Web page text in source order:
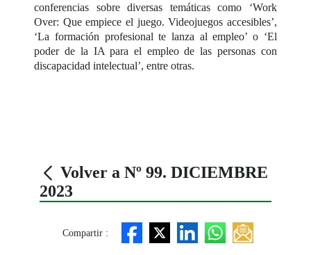
conferencias sobre diversas temáticas como ‘Work
Over: Que empiece el juego. Videojuegos accesibles’,
‘La formación profesional te lanza al empleo’ o ‘El
poder de la IA para el empleo de las personas con
discapacidad intelectual’, entre otras.
Volver a Nº 99. DICIEMBRE
2023
Compartir :